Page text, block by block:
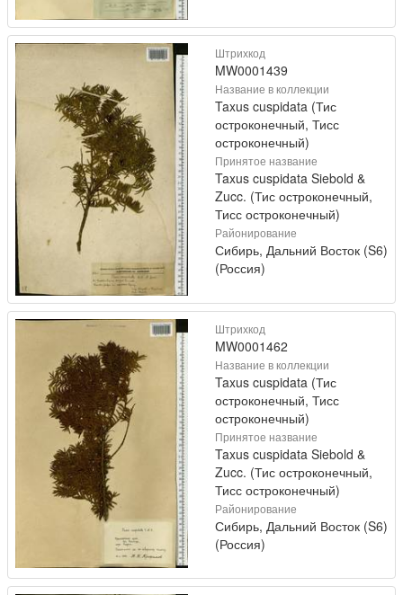
Штрихкод
MW0001439
Название в коллекции
Taxus cuspidata (Тис
остроконечный, Тисс
остроконечный)
Принятое название
Taxus cuspidata Siebold &
Zucc. (Тис остроконечный,
Тисс остроконечный)
Районирование
Сибирь, Дальний Восток (S6)
(Россия)
Штрихкод
MW0001462
Название в коллекции
Taxus cuspidata (Тис
остроконечный, Тисс
остроконечный)
Принятое название
Taxus cuspidata Siebold &
Zucc. (Тис остроконечный,
Тисс остроконечный)
Районирование
Сибирь, Дальний Восток (S6)
(Россия)